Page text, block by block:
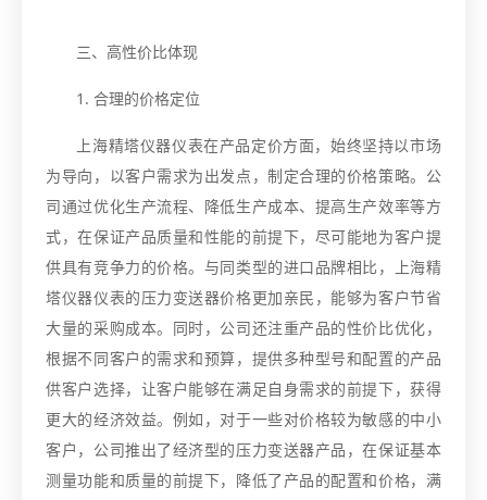
三、高性价比体现
1. 合理的价格定位
上海精塔仪器仪表在产品定价方面，始终坚持以市场
为导向，以客户需求为出发点，制定合理的价格策略。公
司通过优化生产流程、降低生产成本、提高生产效率等方
式，在保证产品质量和性能的前提下，尽可能地为客户提
供具有竞争力的价格。与同类型的进口品牌相比，上海精
塔仪器仪表的压力变送器价格更加亲民，能够为客户节省
大量的采购成本。同时，公司还注重产品的性价比优化，
根据不同客户的需求和预算，提供多种型号和配置的产品
供客户选择，让客户能够在满足自身需求的前提下，获得
更大的经济效益。例如，对于一些对价格较为敏感的中小
客户，公司推出了经济型的压力变送器产品，在保证基本
测量功能和质量的前提下，降低了产品的配置和价格，满